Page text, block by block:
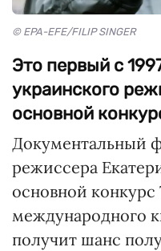
© EPA-EFE/FILIP SINGER
Это первый с
украинского
основной
Документальный
режиссера
основной конкурс
международного
получит шанс